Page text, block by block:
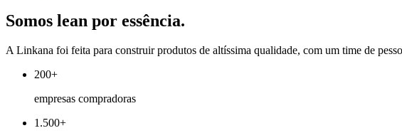
Somos lean por essência.
A Linkana foi feita para construir produtos de altíssima qualidade, com um time de
200+
empresas compradoras
1.500+